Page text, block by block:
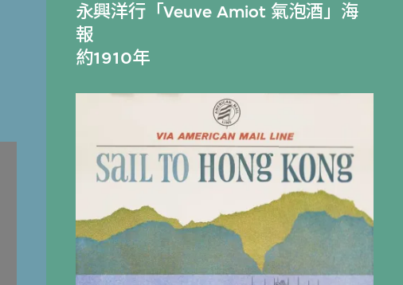
永興洋行「Veuve Amiot 氣泡酒」海
報
約1910年